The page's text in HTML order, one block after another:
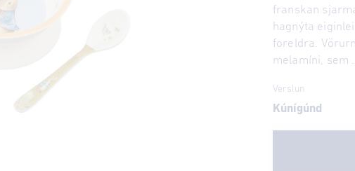
franskan
hagnýta
foreldra.
melamíni, sem
Verslun
Kúnígúnd